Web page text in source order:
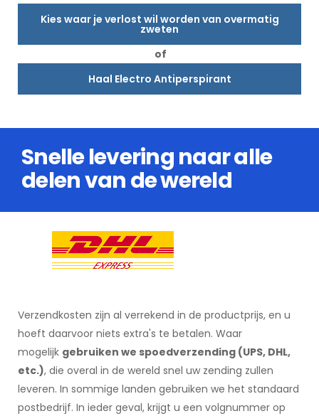
Kies waar je verlost wil worden van overmatig
zweten
of
Haal Electro Antiperspirant
Snelle levering naar alle
delen van de wereld
Verzendkosten zijn al verrekend in de productprijs, en u
hoeft daarvoor niets extra's te betalen. Waar
mogelijk gebruiken we spoedverzending (UPS, DHL,
etc.), die overal in de wereld snel uw zending zullen
leveren. In sommige landen gebruiken we het standaard
postbedrijf. In ieder geval, krijgt u een volgnummer op